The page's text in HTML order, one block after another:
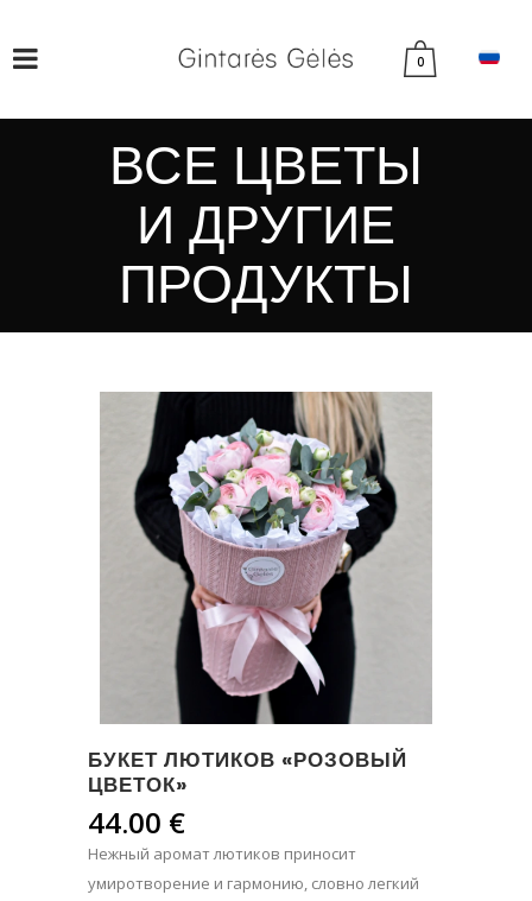
0
ВСЕ ЦВЕТЫ
И ДРУГИЕ
ПРОДУКТЫ
БУКЕТ ЛЮТИКОВ «РОЗОВЫЙ
ЦВЕТОК»
44.00 €
Нежный аромат лютиков приносит
умиротворение и гармонию, словно легкий